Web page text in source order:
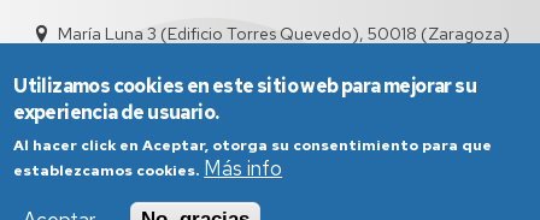
María Luna 3 (Edificio Torres Quevedo), 50018 (Zaragoza)
Utilizamos cookies en este sitio web para mejorar su
experiencia de usuario.
Al hacer click en Aceptar, otorga su consentimiento para que
establezcamos cookies. Más info